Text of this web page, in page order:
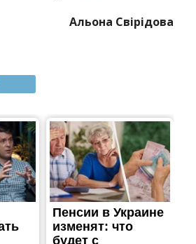
Альона Свірідова